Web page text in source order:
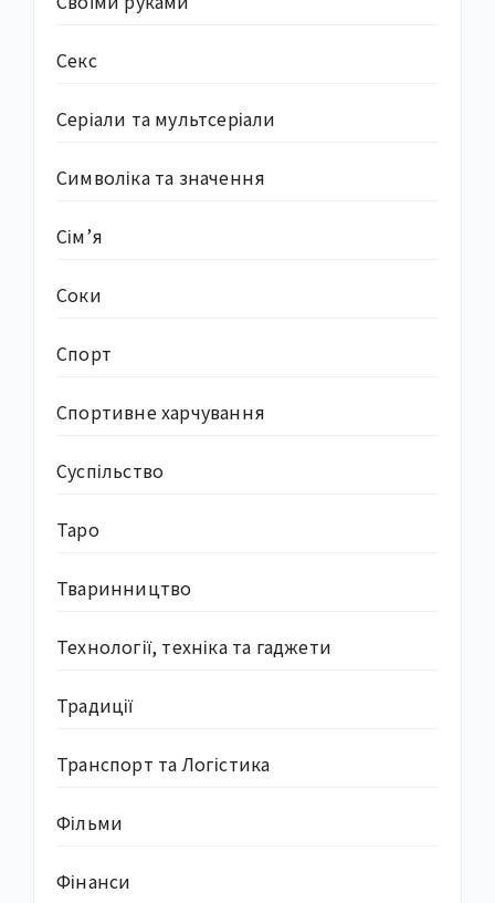
Секс
Серіали та мультсеріали
Символіка та значення
Сім’я
Соки
Спорт
Спортивне харчування
Суcпільство
Таро
Тваринництво
Технології, техніка та гаджети
Традиції
Транспорт та Логістика
Фільми
Фінанси